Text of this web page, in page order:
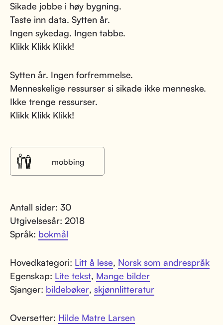
Sikade jobbe i høy bygning.
Taste inn data. Sytten år.
Ingen sykedag. Ingen tabbe.
Klikk Klikk Klikk!
Sytten år. Ingen forfremmelse.
Menneskelige ressurser si sikade ikke menneske.
Ikke trenge ressurser.
Klikk Klikk Klikk!
mobbing
Antall sider: 30
Utgivelsesår: 2018
Språk: bokmål
Hovedkategori: Litt å lese, Norsk som andrespråk
Egenskap: Lite tekst, Mange bilder
Sjanger: bildebøker, skjønnlitteratur
Oversetter: Hilde Matre Larsen